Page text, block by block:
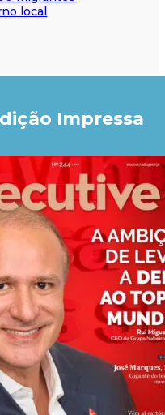
local
Impressa